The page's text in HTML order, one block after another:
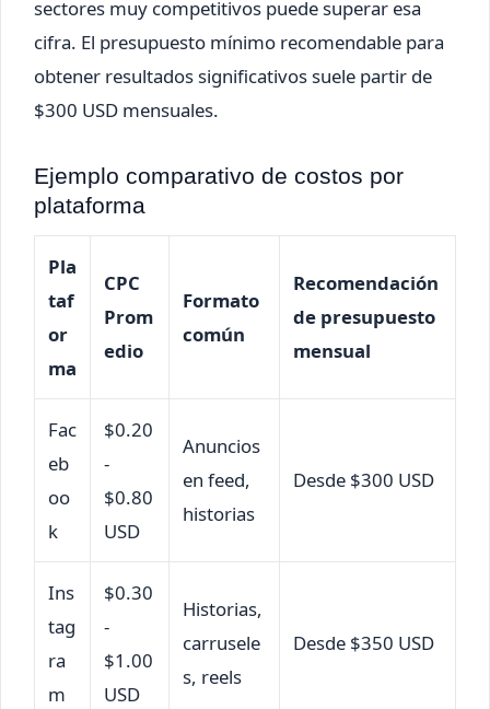
sectores muy competitivos puede superar esa
cifra. El presupuesto mínimo recomendable para
obtener resultados significativos suele partir de
$300 USD mensuales.
Ejemplo comparativo de costos por
plataforma
Pla
taf
or
ma
CPC
Prom
edio
Formato
común
Recomendación
de presupuesto
mensual
Fac
eb
oo
k
$0.20
-
$0.80
USD
Anuncios
en feed,
historias
Desde $300 USD
Ins
tag
ra
m
$0.30
-
$1.00
USD
Historias,
carrusele
s, reels
Desde $350 USD